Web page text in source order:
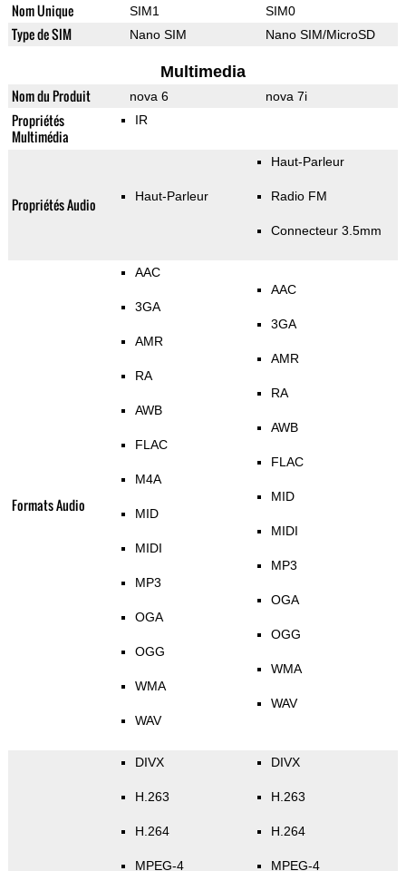
Nom Unique SIM1 SIM0
Type de SIM Nano SIM Nano SIM/MicroSD
Multimedia
Nom du Produit nova 6 nova 7i
Propriétés
Multimédia
IR
Propriétés Audio Haut-Parleur
Haut-Parleur
Radio FM
Connecteur 3.5mm
Formats Audio
AAC
3GA
AMR
RA
AWB
FLAC
M4A
MID
MIDI
MP3
OGA
OGG
WMA
WAV
AAC
3GA
AMR
RA
AWB
FLAC
MID
MIDI
MP3
OGA
OGG
WMA
WAV
DIVX
H.263
H.264
MPEG-4
DIVX
H.263
H.264
MPEG-4